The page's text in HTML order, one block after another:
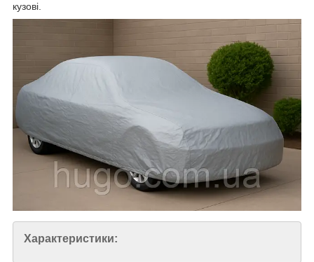
кузові.
Характеристики: